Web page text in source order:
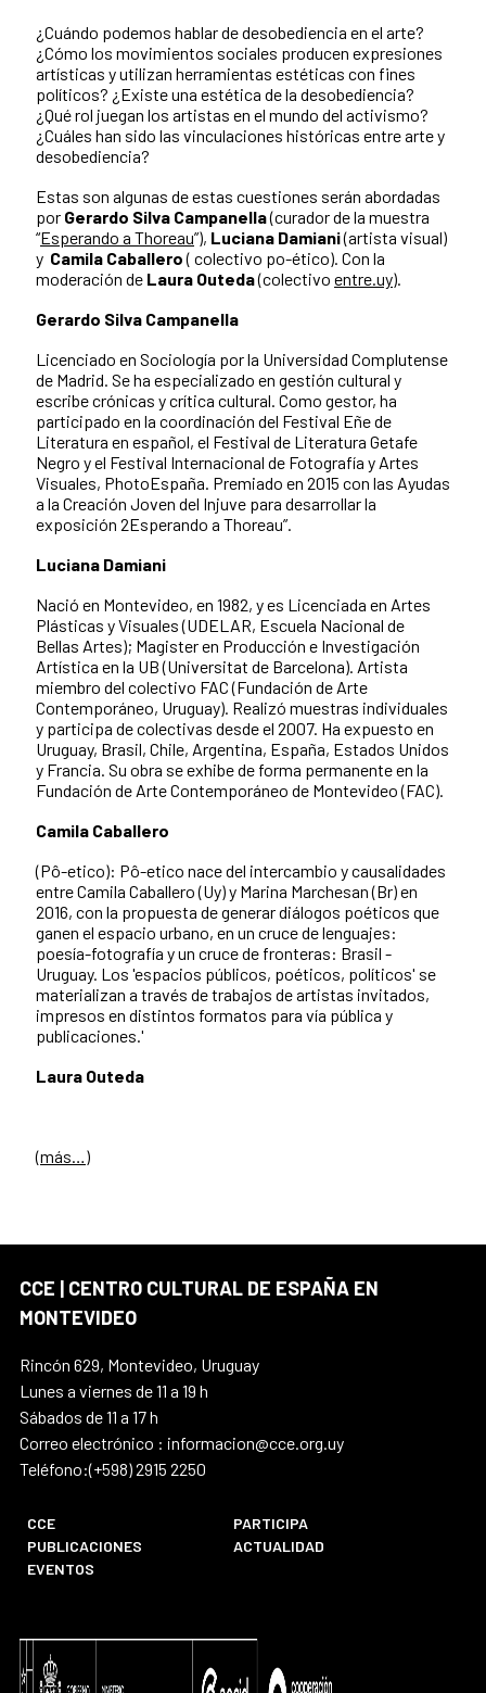
¿Cuándo podemos hablar de desobediencia en el arte?
¿Cómo los movimientos sociales producen expresiones
artísticas y utilizan herramientas estéticas con fines
políticos? ¿Existe una estética de la desobediencia?
¿Qué rol juegan los artistas en el mundo del activismo?
¿Cuáles han sido las vinculaciones históricas entre arte y
desobediencia?
Estas son algunas de estas cuestiones serán abordadas
por Gerardo Silva Campanella(curador de la muestra
“Esperando a Thoreau”), Luciana Damiani(artista visual)
y Camila Caballero( colectivo po-ético). Con la
moderación de Laura Outeda(colectivo entre.uy).
Gerardo Silva Campanella
Licenciado en Sociología por la Universidad Complutense
de Madrid. Se ha especializado en gestión cultural y
escribe crónicas y crítica cultural. Como gestor, ha
participado en la coordinación del Festival Eñe de
Literatura en español, el Festival de Literatura Getafe
Negro y el Festival Internacional de Fotografía y Artes
Visuales, PhotoEspaña. Premiado en 2015 con las Ayudas
a la Creación Joven del Injuve para desarrollar la
exposición 2Esperando a Thoreau”.
Luciana Damiani
Nació en Montevideo, en 1982, y es Licenciada en Artes
Plásticas y Visuales (UDELAR, Escuela Nacional de
Bellas Artes); Magister en Producción e Investigación
Artística en la UB (Universitat de Barcelona). Artista
miembro del colectivo FAC (Fundación de Arte
Contemporáneo, Uruguay). Realizó muestras individuales
y participa de colectivas desde el 2007. Ha expuesto en
Uruguay, Brasil, Chile, Argentina, España, Estados Unidos
y Francia. Su obra se exhibe de forma permanente en la
Fundación de Arte Contemporáneo de Montevideo (FAC).
Camila Caballero
(Pô-etico): Pô-etico nace del intercambio y causalidades
entre Camila Caballero (Uy) y Marina Marchesan (Br) en
2016, con la propuesta de generar diálogos poéticos que
ganen el espacio urbano, en un cruce de lenguajes:
poesía-fotografía y un cruce de fronteras: Brasil -
Uruguay. Los 'espacios públicos, poéticos, políticos' se
materializan a través de trabajos de artistas invitados,
impresos en distintos formatos para vía pública y
publicaciones.'
Laura Outeda
(más…)
CCE | CENTRO CULTURAL DE ESPAÑA EN
MONTEVIDEO
Rincón 629, Montevideo, Uruguay
Lunes a viernes de 11 a 19 h
Sábados de 11 a 17 h
Correo electrónico : informacion@cce.org.uy
Teléfono:(+598) 2915 2250
CCE
PARTICIPA
PUBLICACIONES
ACTUALIDAD
EVENTOS